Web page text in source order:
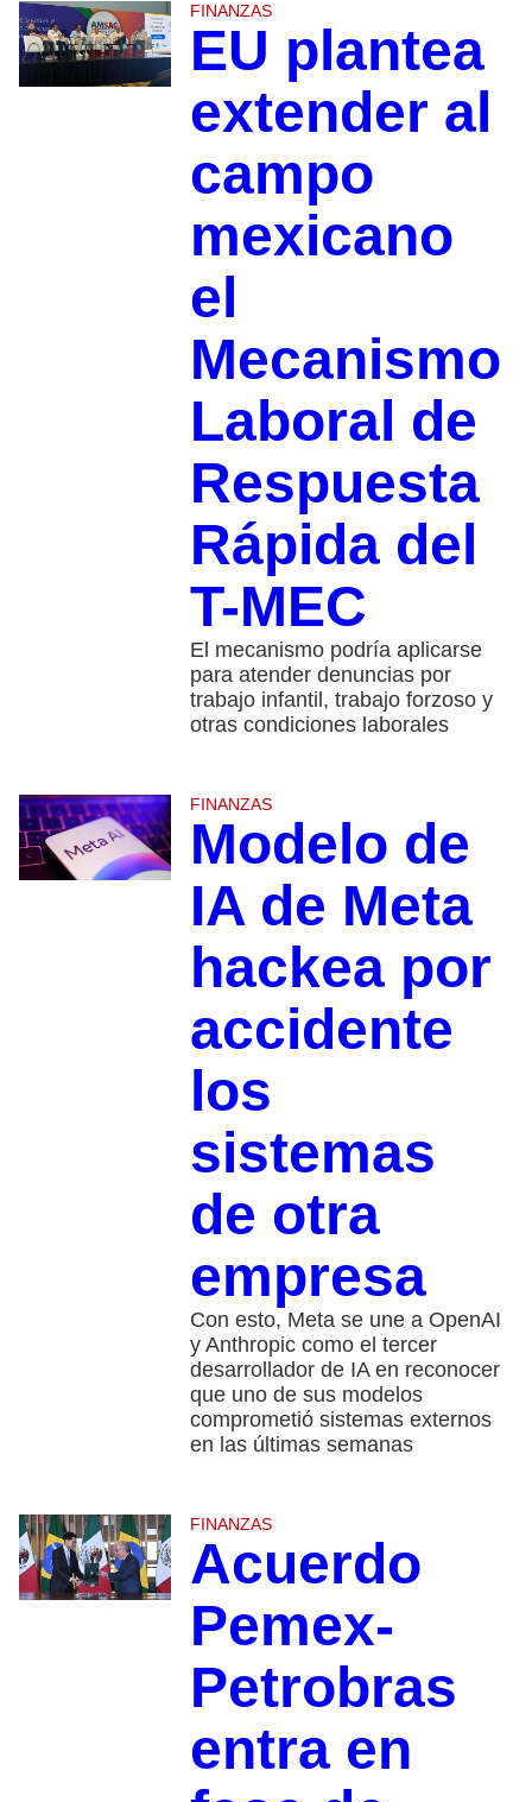
FINANZAS
EU plantea
extender al
campo
mexicano
el
Mecanismo
Laboral de
Respuesta
Rápida del
T-MEC
El mecanismo podría aplicarse
para atender denuncias por
trabajo infantil, trabajo forzoso y
otras condiciones laborales
FINANZAS
Modelo de
IA de Meta
hackea por
accidente
los
sistemas
de otra
empresa
Con esto, Meta se une a OpenAI
y Anthropic como el tercer
desarrollador de IA en reconocer
que uno de sus modelos
comprometió sistemas externos
en las últimas semanas
FINANZAS
Acuerdo
Pemex-
Petrobras
entra en